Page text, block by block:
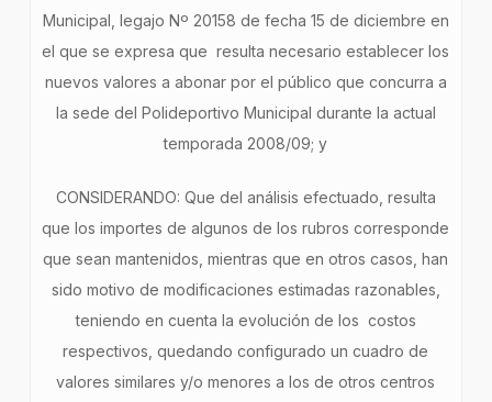
Municipal, legajo Nº 20158 de fecha 15 de diciembre en
el que se expresa que resulta necesario establecer los
nuevos valores a abonar por el público que concurra a
la sede del Polideportivo Municipal durante la actual
temporada 2008/09; y
CONSIDERANDO: Que del análisis efectuado, resulta
que los importes de algunos de los rubros corresponde
que sean mantenidos, mientras que en otros casos, han
sido motivo de modificaciones estimadas razonables,
teniendo en cuenta la evolución de los costos
respectivos, quedando configurado un cuadro de
valores similares y/o menores a los de otros centros